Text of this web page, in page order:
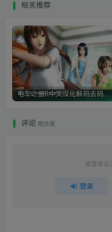
相关推荐
评论 抢沙发
请登录后
登录